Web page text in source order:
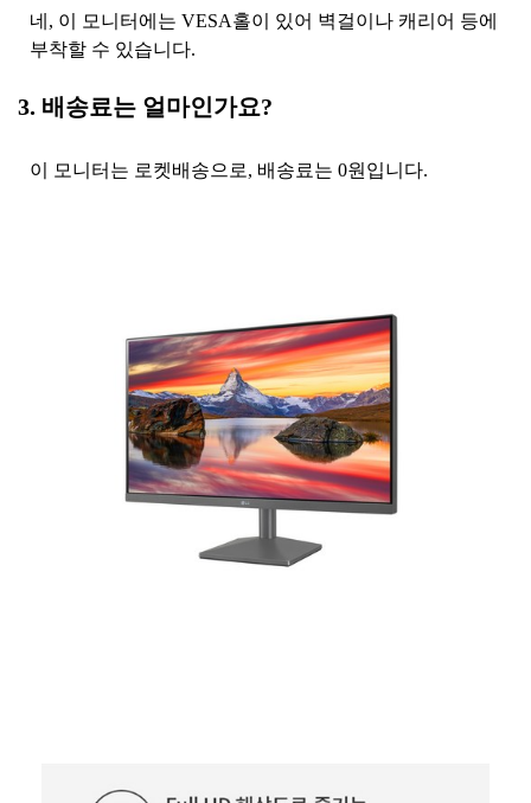
네, 이 모니터에는 VESA홀이 있어 벽걸이나 캐리어 등에
부착할 수 있습니다.
3. 배송료는 얼마인가요?
이 모니터는 로켓배송으로, 배송료는 0원입니다.